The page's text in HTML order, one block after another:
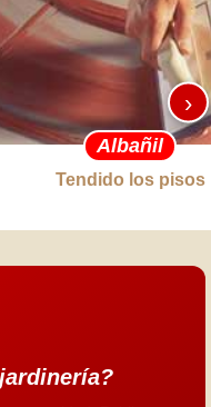
Albañil
Tendido los pisos
›